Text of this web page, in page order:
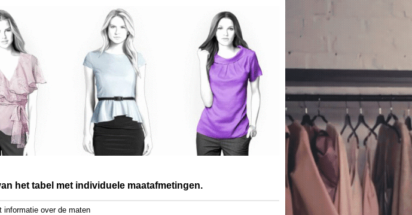
het tabel met individuele maatafmetingen.
informatie over de maten